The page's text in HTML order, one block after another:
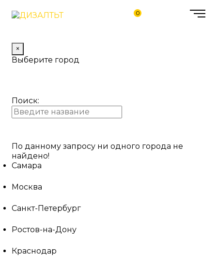
0
×
Выберите город
Поиск:
По данному запросу ни одного города не
найдено!
Самара
Москва
Санкт-Петербург
Ростов-на-Дону
Краснодар